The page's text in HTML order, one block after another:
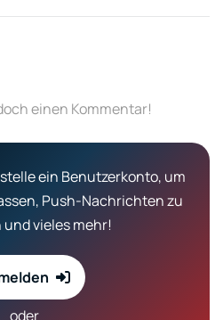
einen Kommentar!
ein Benutzerkonto, um
Push-Nachrichten zu
vieles mehr!
oder